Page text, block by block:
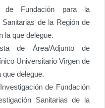
de Fundación para la
de la Región de
la que delegue.
de Área/Adjunto de
Universitario Virgen de
que delegue.
de Fundación
Sanitarias de la